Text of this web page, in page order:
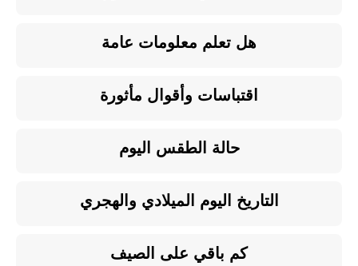
هل تعلم معلومات عامة
اقتباسات وأقوال مأثورة
حالة الطقس اليوم
التاريخ اليوم الميلادي والهجري
كم باقي على الصيف